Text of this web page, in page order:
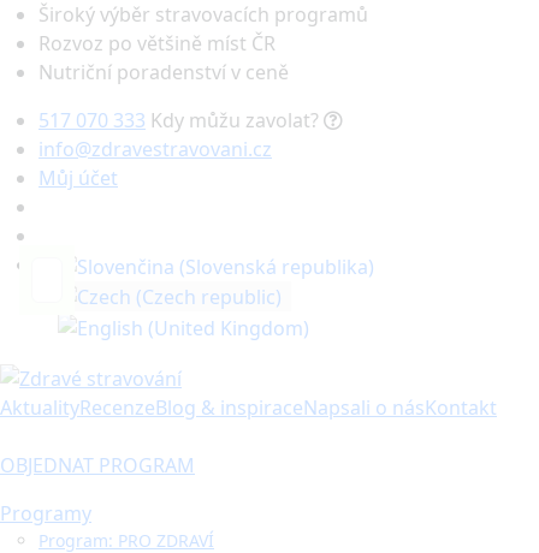
Široký výběr stravovacích programů
Rozvoz po většině míst ČR
Nutriční poradenství v ceně
517 070 333 Kdy můžu zavolat?
info@zdravestravovani.cz
Můj účet
Hledat
AktualityRecenzeBlog & inspiraceNapsali o násKontakt
OBJEDNAT PROGRAM
Programy
Program: PRO ZDRAVÍ